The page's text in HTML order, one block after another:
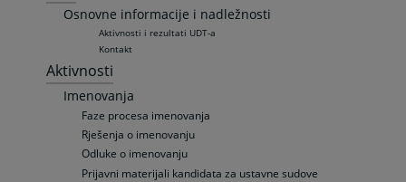
Osnovne informacije i nadležnosti
Aktivnosti i rezultati UDT-a
Kontakt
Aktivnosti
Imenovanja
Faze procesa imenovanja
Rješenja o imenovanju
Odluke o imenovanju
Prijavni materijali kandidata za ustavne sudove